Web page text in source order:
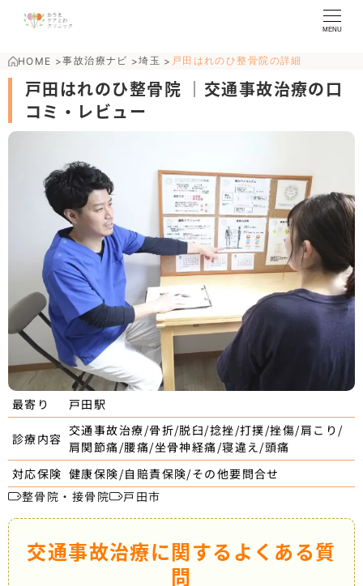
MENU
HOME >事故治療ナビ >埼玉 > 戸田はれのひ整骨院の詳細
戸田はれのひ整骨院 ｜交通事故治療の口
コミ・レビュー
最寄り 戸田駅
診療内容
交通事故治療/骨折/脱臼/捻挫/打撲/挫傷/肩こり/
肩関節痛/腰痛/坐骨神経痛/寝違え/頭痛
対応保険 健康保険/自賠責保険/その他要問合せ
整骨院・接骨院
戸田市
交通事故治療に関するよくある質
問